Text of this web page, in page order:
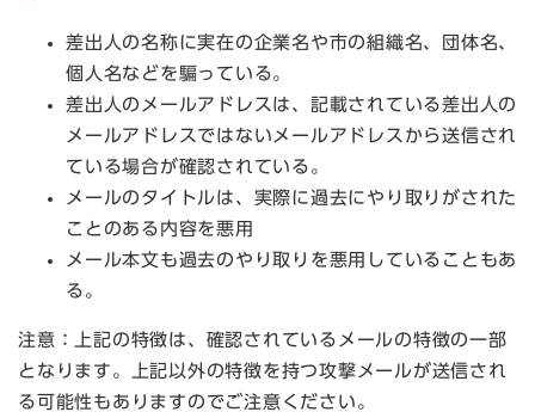
差出人の名称に実在の企業名や市の組織名、団体名、
個人名などを騙っている。
差出人のメールアドレスは、記載されている差出人の
メールアドレスではないメールアドレスから送信され
ている場合が確認されている。
メールのタイトルは、実際に過去にやり取りがされた
ことのある内容を悪用
メール本文も過去のやり取りを悪用していることもあ
る。
注意：上記の特徴は、確認されているメールの特徴の一部
となります。上記以外の特徴を持つ攻撃メールが送信され
る可能性もありますのでご注意ください。